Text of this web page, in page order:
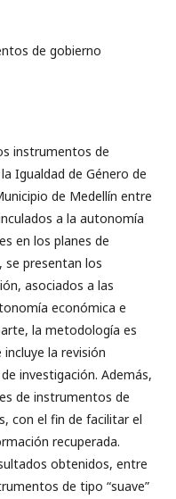
de gobierno
instrumentos de
Igualdad de Género de
de Medellín entre
a la autonomía
en los planes de
se presentan los
asociados a las
económica e
la metodología es
la revisión
investigación. Además,
de instrumentos de
con el fin de facilitar el
recuperada.
obtenidos, entre
de tipo “suave”